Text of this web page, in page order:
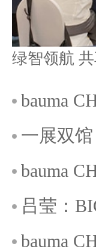
bauma
一展双
bauma
吕莹：
bauma